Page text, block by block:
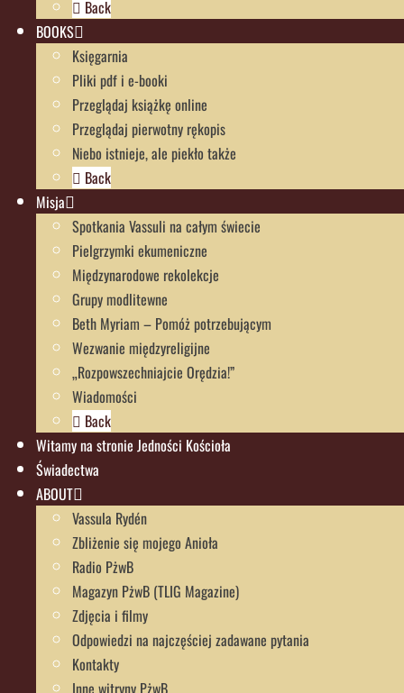
Back
BOOKS
Księgarnia
Pliki pdf i e-booki
Przeglądaj książkę online
Przeglądaj pierwotny rękopis
Niebo istnieje, ale piekło także
Back
Misja
Spotkania Vassuli na całym świecie
Pielgrzymki ekumeniczne
Międzynarodowe rekolekcje
Grupy modlitewne
Beth Myriam – Pomóż potrzebującym
Wezwanie międzyreligijne
„Rozpowszechniajcie Orędzia!”
Wiadomości
Back
Witamy na stronie Jedności Kościoła
Świadectwa
ABOUT
Vassula Rydén
Zbliżenie się mojego Anioła
Radio PżwB
Magazyn PżwB (TLIG Magazine)
Zdjęcia i filmy
Odpowiedzi na najczęściej zadawane pytania
Kontakty
Inne witryny PżwB